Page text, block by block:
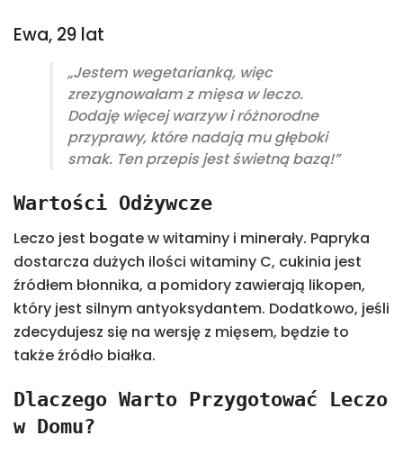
Ewa, 29 lat
„Jestem wegetarianką, więc
zrezygnowałam z mięsa w leczo.
Dodaję więcej warzyw i różnorodne
przyprawy, które nadają mu głęboki
smak. Ten przepis jest świetną bazą!”
Wartości Odżywcze
Leczo jest bogate w witaminy i minerały. Papryka
dostarcza dużych ilości witaminy C, cukinia jest
źródłem błonnika, a pomidory zawierają likopen,
który jest silnym antyoksydantem. Dodatkowo, jeśli
zdecydujesz się na wersję z mięsem, będzie to
także źródło białka.
Dlaczego Warto Przygotować Leczo
w Domu?